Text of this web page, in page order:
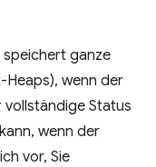
ganze
Heaps), wenn der
vollständige Status
wenn der
vor, Sie